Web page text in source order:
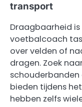
transport
Draagbaarheid
voetbalcoach
over velden of
dragen. Zoek
bieden tijdens
hebben zelfs